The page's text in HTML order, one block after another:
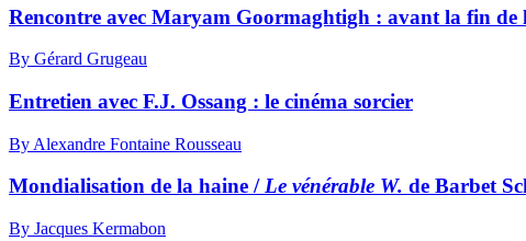
Rencontre avec Maryam Goormaghtigh : avant la fin de
By Gérard Grugeau
Entretien avec F.J. Ossang : le cinéma sorcier
By Alexandre Fontaine Rousseau
Mondialisation de la haine /Le vénérable W. de Barbet
By Jacques Kermabon